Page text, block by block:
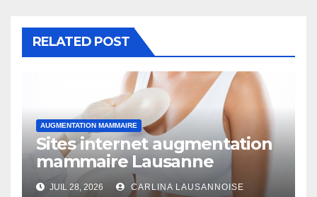
RELATED POST
AUGMENTATION MAMMAIRE
Sites internet augmentation
mammaire Lausanne
JUIL 28, 2026 CARLINA LAUSANNOISE